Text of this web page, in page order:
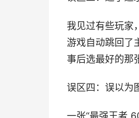
我见过有些玩家
游戏自动跳回了
事后选最好的那
误区四：误以为